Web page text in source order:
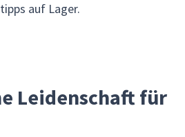
auf Lager.
Leidenschaft für